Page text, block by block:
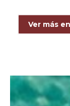
Ver más